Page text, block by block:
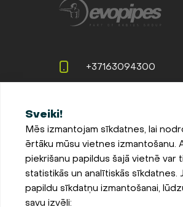
Sveiki!
Mēs izmantojam sīkdatnes, lai
ērtāku mūsu vietnes izmantošanu.
piekrišanu papildus šajā vietnē var
statistikās un analītiskās sīkdatnes.
papildu sīkdatņu izmantošanai,
savu izvēli:
+37163094300
LV-3002, Latvija
Pieteikties
Sīkdatņu iestatījumi
Privātuma un